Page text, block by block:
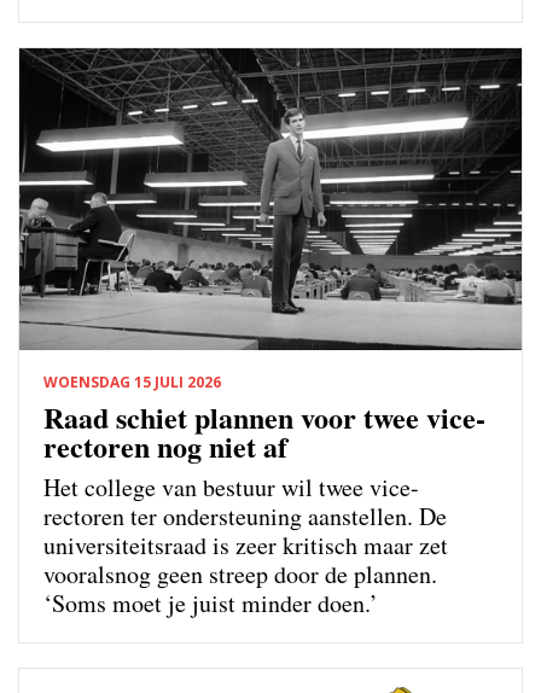
WOENSDAG 15 JULI 2026
Raad schiet plannen voor twee vice-
rectoren nog niet af
Het college van bestuur wil twee vice-
rectoren ter ondersteuning aanstellen. De
universiteitsraad is zeer kritisch maar zet
vooralsnog geen streep door de plannen.
‘Soms moet je juist minder doen.’